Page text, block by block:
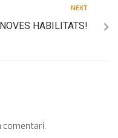
NEXT
HABILITATS!
comentari.